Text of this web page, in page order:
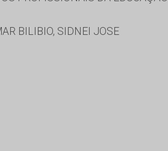
BILIBIO, SIDNEI JOSE